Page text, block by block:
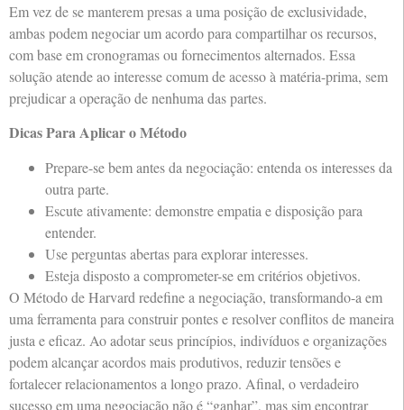
Em vez de se manterem presas a uma posição de exclusividade,
ambas podem negociar um acordo para compartilhar os recursos,
com base em cronogramas ou fornecimentos alternados. Essa
solução atende ao interesse comum de acesso à matéria-prima, sem
prejudicar a operação de nenhuma das partes.
Dicas Para Aplicar o Método
Prepare-se bem antes da negociação: entenda os interesses da
outra parte.
Escute ativamente: demonstre empatia e disposição para
entender.
Use perguntas abertas para explorar interesses.
Esteja disposto a comprometer-se em critérios objetivos.
O Método de Harvard redefine a negociação, transformando-a em
uma ferramenta para construir pontes e resolver conflitos de maneira
justa e eficaz. Ao adotar seus princípios, indivíduos e organizações
podem alcançar acordos mais produtivos, reduzir tensões e
fortalecer relacionamentos a longo prazo. Afinal, o verdadeiro
sucesso em uma negociação não é “ganhar”, mas sim encontrar